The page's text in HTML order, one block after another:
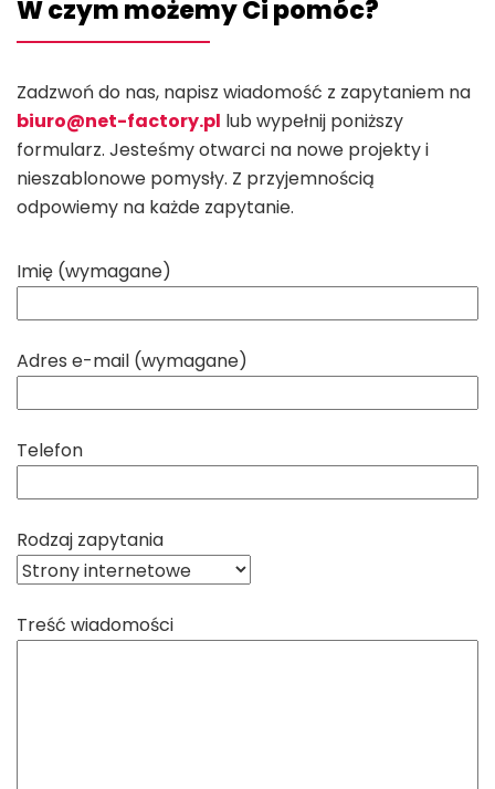
W czym możemy Ci pomóc?
Zadzwoń do nas, napisz wiadomość z zapytaniem na
biuro@net-factory.pl lub wypełnij poniższy
formularz. Jesteśmy otwarci na nowe projekty i
nieszablonowe pomysły. Z przyjemnością
odpowiemy na każde zapytanie.
Imię (wymagane)
Adres e-mail (wymagane)
Telefon
Rodzaj zapytania
Treść wiadomości